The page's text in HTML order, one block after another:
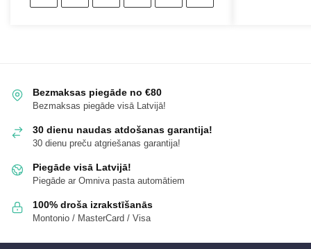
Bezmaksas piegāde no €80
Bezmaksas piegāde visā Latvijā!
30 dienu naudas atdošanas garantija!
30 dienu preču atgriešanas garantija!
Piegāde visā Latvijā!
Piegāde ar Omniva pasta automātiem
100% droša izrakstīšanās
Montonio / MasterCard / Visa